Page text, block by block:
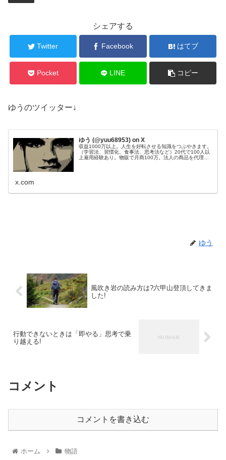
シェアする
Twitter Facebook はてブ
Pocket LINE コピー
ゆうのツイッター↓
ゆう (@yuu68953) on X
収益1000万以上。人生を好転させる知識をつぶやきます。
（学習法、習慣化、食事法、思考法など）20代で100人以
上雇用経験あり。物販で月商100万。法人の商品を代理販
x.com
ゆう
風吹き岩の読み方は?六甲山登頂してきま
した!
行動できないときは「即やる」思考で乗
り越える!
コメント
コメントを書き込む
ホーム 物語